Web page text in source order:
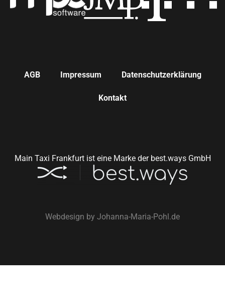
AGB Impressum Datenschutzerklärung
Kontakt
Main Taxi Frankfurt ist eine Marke der best.ways GmbH
Webdesign by Johanna-Maria-Pohl.de